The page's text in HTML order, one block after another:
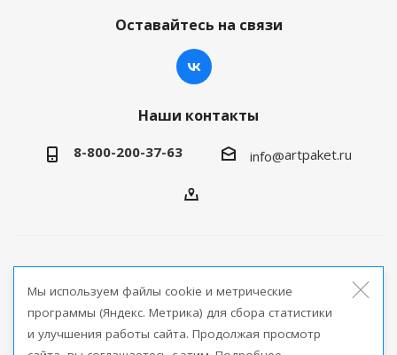
Оставайтесь на связи
Наши контакты
8-800-200-37-63 info@artpaket.ru
продукции
Версия для печати
Мы используем файлы cookie и метрические
программы (Яндекс. Метрика) для сбора статистики
и улучшения работы сайта. Продолжая просмотр